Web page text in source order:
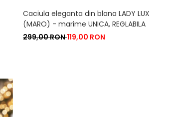
Caciula eleganta din blana LADY LUX
(MARO) - marime UNICA, REGLABILA
299,00 RON119,00 RON